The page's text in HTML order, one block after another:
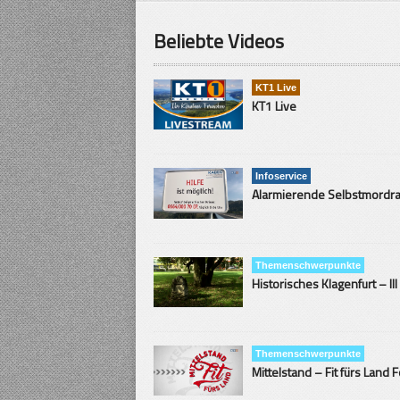
Beliebte Videos
KT1 Live
KT1 Live
Infoservice
Themenschwerpunkte
Historisches Klagenfurt – III
Themenschwerpunkte